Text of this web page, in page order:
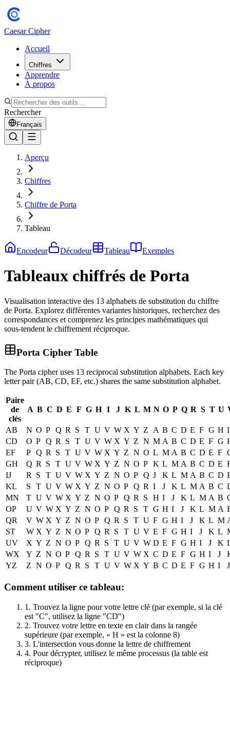
Caesar Cipher
Accueil
Chiffres
Apprendre
À propos
Rechercher
Français
Aperçu
Chiffres
Chiffre de Porta
Tableau
Encodeur Décodeur Tableau Exemples
Tableaux chiffrés de Porta
Visualisation interactive des 13 alphabets de substitution du chiffre
de Porta. Explorez différentes variantes historiques, recherchez des
correspondances et comprenez les principes mathématiques qui
sous-tendent le chiffrement réciproque.
Porta Cipher Table
The Porta cipher uses 13 reciprocal substitution alphabets. Each key
letter pair (AB, CD, EF, etc.) shares the same substitution alphabet.
Paire
de
clés
A B C D E F G H I J K L M N O P Q R S T U
AB N O P Q R S T U V W X Y Z A B C D E F G H I
CD
O P Q R S T U V W X Y Z N M A B C D E F G
EF
P Q R S T U V W X Y Z N O L M A B C D E F
GH
Q R S T U V W X Y Z N O P K L M A B C D E
IJ
R S T U V W X Y Z N O P Q J K L M A B C D
KL
S T U V W X Y Z N O P Q R I J K L M A B C
MN
T U V W X Y Z N O P Q R S H I J K L M A B
OP
U V W X Y Z N O P Q R S T G H I J K L M A
QR
V W X Y Z N O P Q R S T U F G H I J K L M
ST
W X Y Z N O P Q R S T U V E F G H I J K L
UV
X Y Z N O P Q R S T U V W D E F G H I J K
WX
Y Z N O P Q R S T U V W X C D E F G H I J
YZ
Z N O P Q R S T U V W X Y B C D E F G H I J
Comment utiliser ce tableau:
1. Trouvez la ligne pour votre lettre clé (par exemple, si la clé
est "C", utilisez la ligne "CD")
2. Trouvez votre lettre en texte en clair dans la rangée
supérieure (par exemple, « H » est la colonne 8)
3. L'intersection vous donne la lettre de chiffrement
4. Pour décrypter, utilisez le même processus (la table est
réciproque)